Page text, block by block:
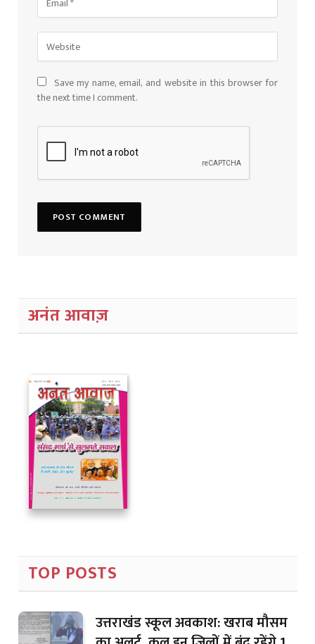
Save my name, email, and website in this browser for
the next time I comment.
अनंत आवाज़
TOP POSTS
उत्तराखंड स्कूल अवकाश: खराब मौसम